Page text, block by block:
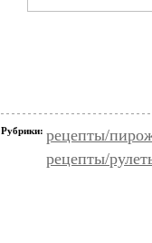
Рубрики: рецепты/
рецепты/